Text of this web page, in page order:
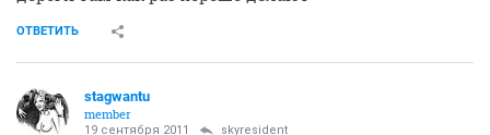
ОТВЕТИТЬ
stagwantu
member
19 сентября 2011 skyresident